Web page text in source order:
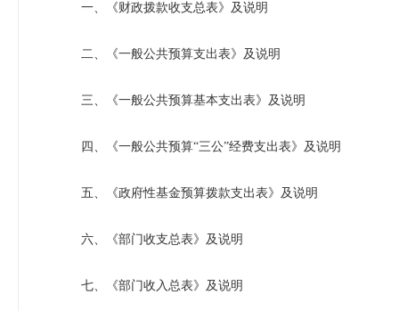
一、《财政拨款收支总表》及说明
二、《一般公共预算支出表》及说明
三、《一般公共预算基本支出表》及说明
四、《一般公共预算“三公”经费支出表》及说明
五、《政府性基金预算拨款支出表》及说明
六、《部门收支总表》及说明
七、《部门收入总表》及说明